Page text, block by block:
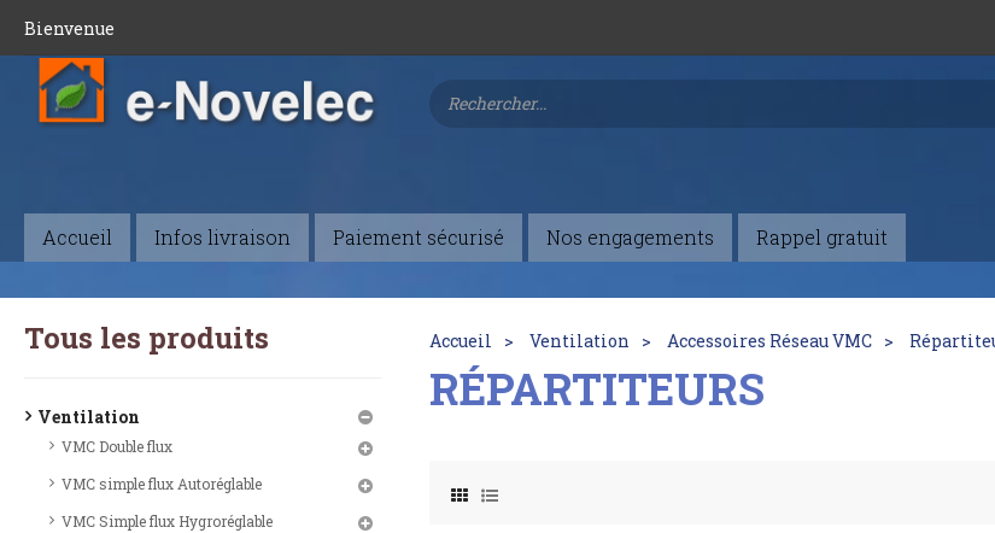
Bienvenue
Accueil Infos livraison Paiement sécurisé Nos engagements Rappel gratuit
Tous les produits
Ventilation
VMC Double flux
VMC simple flux Autoréglable
VMC Simple flux Hygroréglable
Accueil Ventilation Accessoires Réseau VMC
RÉPARTITEURS